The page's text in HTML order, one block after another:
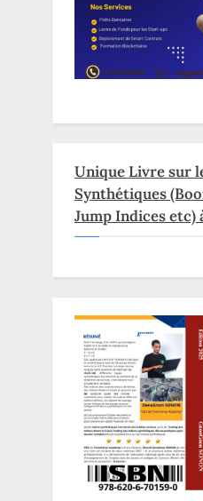
Unique Livre sur
Synthétiques
Jump Indices etc)